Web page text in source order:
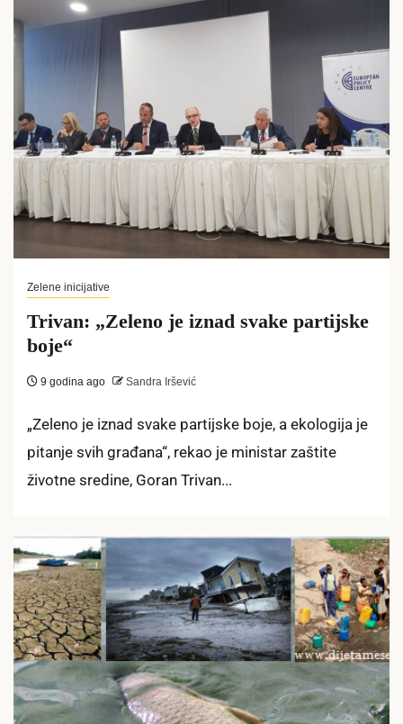
Zelene inicijative
Trivan: „Zeleno je iznad svake partijske
boje“
9 godina ago Sandra Iršević
„Zeleno je iznad svake partijske boje, a ekologija je
pitanje svih građana“, rekao je ministar zaštite
životne sredine, Goran Trivan...